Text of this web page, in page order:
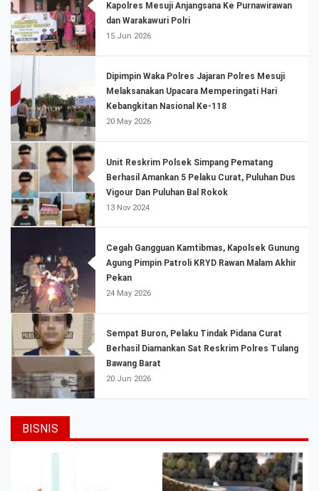
Kapolres Mesuji Anjangsana Ke Purnawirawan
dan Warakawuri Polri
15 Jun 2026
Dipimpin Waka Polres Jajaran Polres Mesuji
Melaksanakan Upacara Memperingati Hari
Kebangkitan Nasional Ke-118
20 May 2026
Unit Reskrim Polsek Simpang Pematang
Berhasil Amankan 5 Pelaku Curat, Puluhan Dus
Vigour Dan Puluhan Bal Rokok
13 Nov 2024
Cegah Gangguan Kamtibmas, Kapolsek Gunung
Agung Pimpin Patroli KRYD Rawan Malam Akhir
Pekan
24 May 2026
Sempat Buron, Pelaku Tindak Pidana Curat
Berhasil Diamankan Sat Reskrim Polres Tulang
Bawang Barat
20 Jun 2026
BISNIS